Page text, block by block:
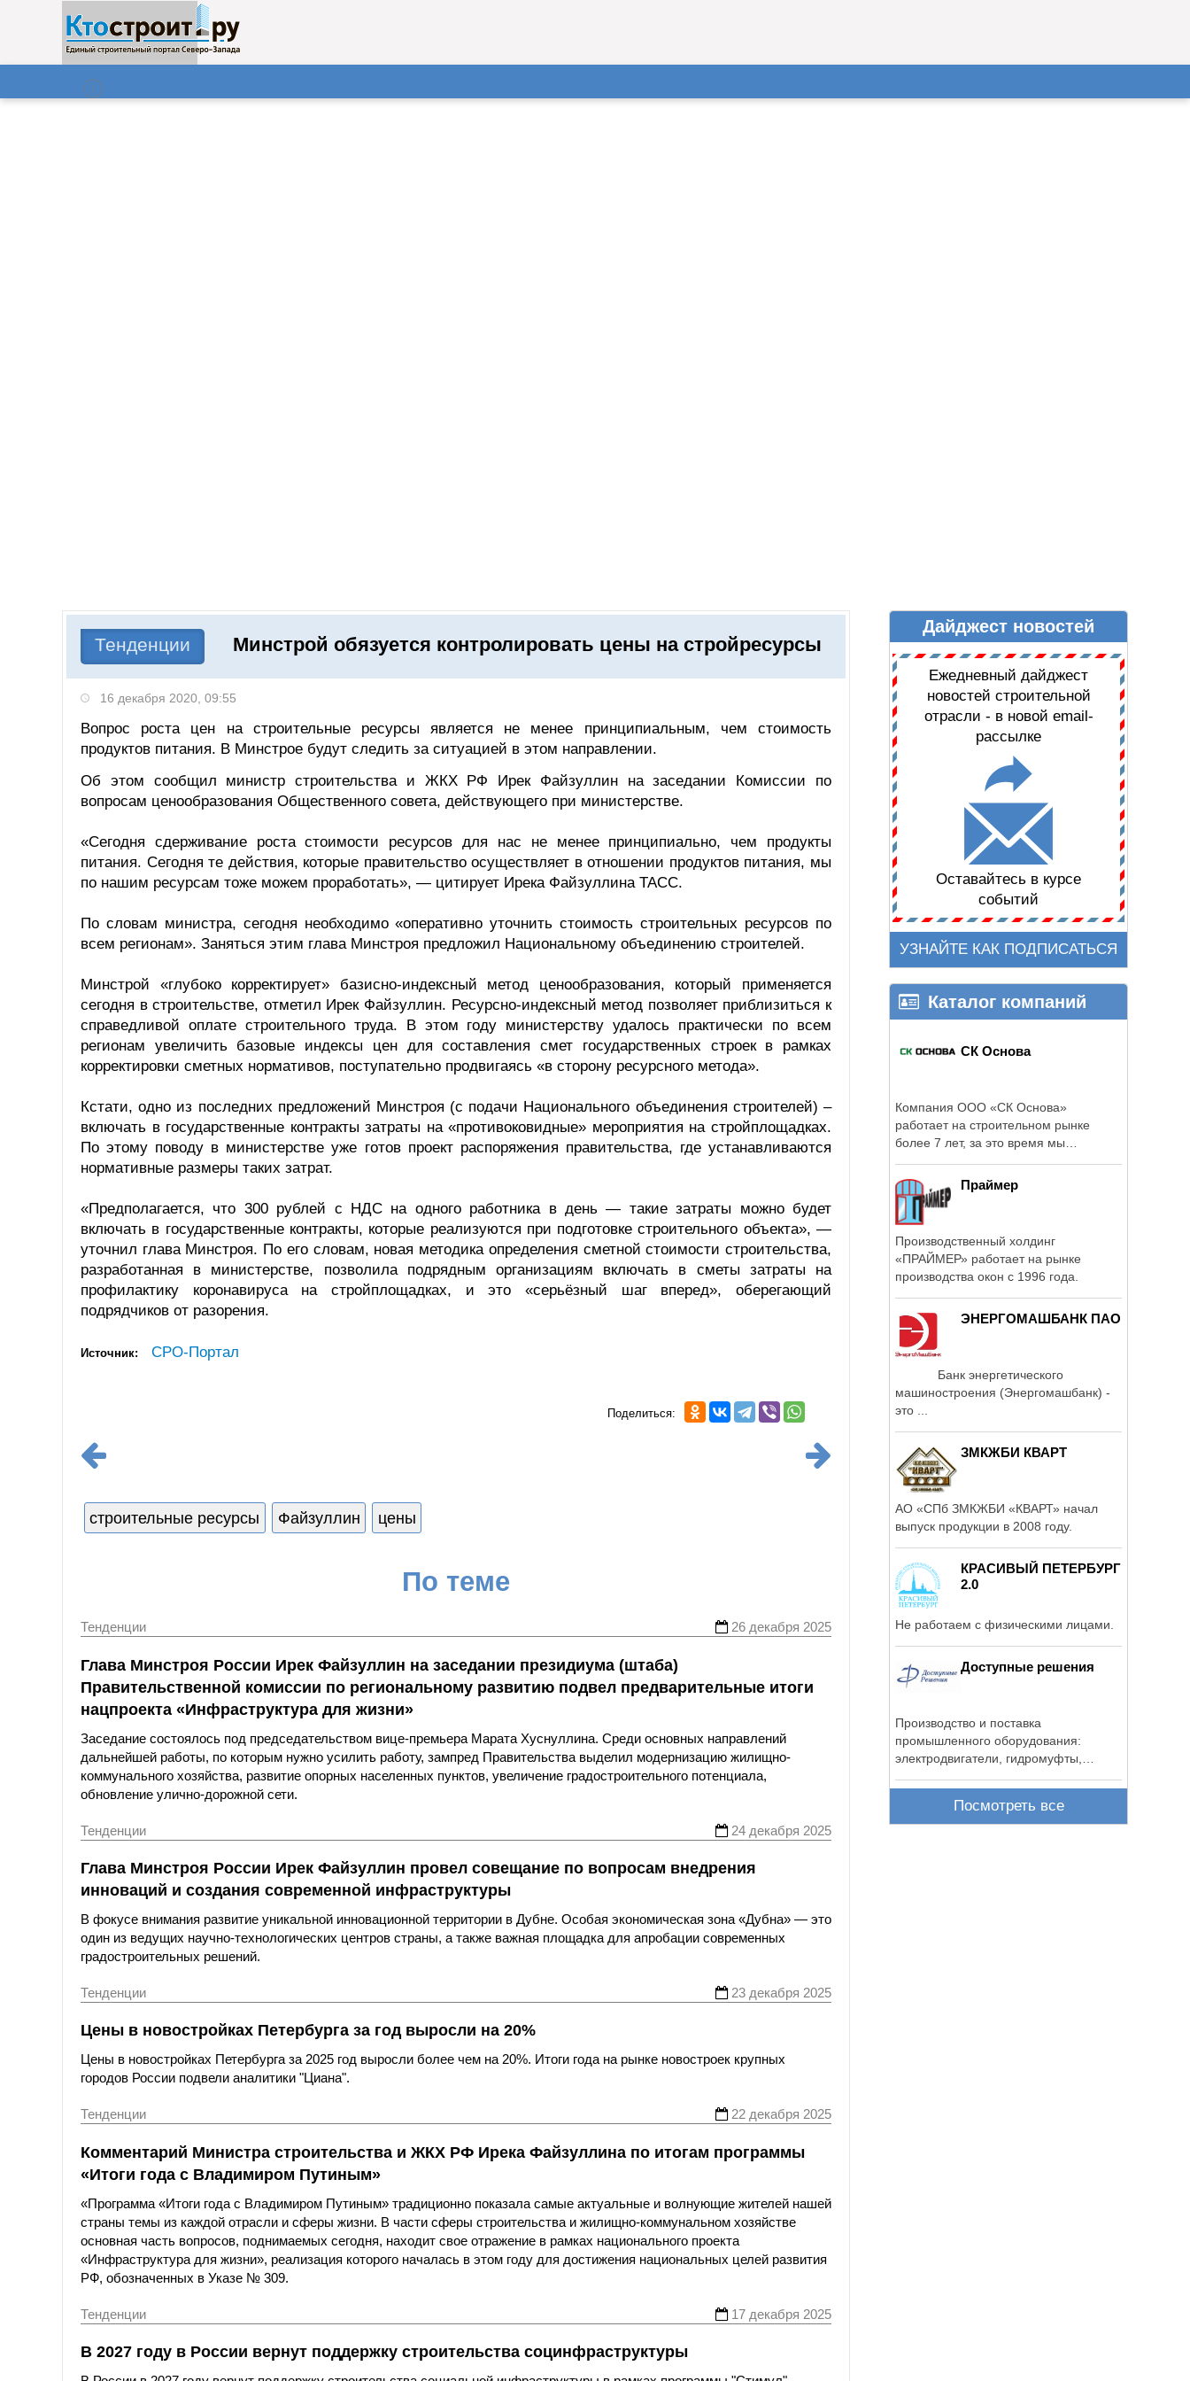
Поиск
НОВОСТИ СТАТЬИ ДАЙДЖЕСТ НОВОСТЕЙ
Тенденции Минстрой обязуется контролировать цены на стройресурсы
16 декабря 2020, 09:55
Вопрос роста цен на строительные ресурсы является не менее принципиальным, чем стоимость
продуктов питания. В Минстрое будут следить за ситуацией в этом направлении.
Об этом сообщил министр строительства и ЖКХ РФ Ирек Файзуллин на заседании Комиссии по
вопросам ценообразования Общественного совета, действующего при министерстве.
«Сегодня сдерживание роста стоимости ресурсов для нас не менее принципиально, чем продукты
питания. Сегодня те действия, которые правительство осуществляет в отношении продуктов питания, мы
по нашим ресурсам тоже можем проработать», — цитирует Ирека Файзуллина ТАСС.
По словам министра, сегодня необходимо «оперативно уточнить стоимость строительных ресурсов по
всем регионам». Заняться этим глава Минстроя предложил Национальному объединению строителей.
Минстрой «глубоко корректирует» базисно-индексный метод ценообразования, который применяется
сегодня в строительстве, отметил Ирек Файзуллин. Ресурсно-индексный метод позволяет приблизиться к
справедливой оплате строительного труда. В этом году министерству удалось практически по всем
регионам увеличить базовые индексы цен для составления смет государственных строек в рамках
корректировки сметных нормативов, поступательно продвигаясь «в сторону ресурсного метода».
Кстати, одно из последних предложений Минстроя (с подачи Национального объединения строителей) –
включать в государственные контракты затраты на «противоковидные» мероприятия на стройплощадках.
По этому поводу в министерстве уже готов проект распоряжения правительства, где устанавливаются
нормативные размеры таких затрат.
«Предполагается, что 300 рублей с НДС на одного работника в день — такие затраты можно будет
включать в государственные контракты, которые реализуются при подготовке строительного объекта», —
уточнил глава Минстроя. По его словам, новая методика определения сметной стоимости строительства,
разработанная в министерстве, позволила подрядным организациям включать в сметы затраты на
профилактику коронавируса на стройплощадках, и это «серьёзный шаг вперед», оберегающий
подрядчиков от разорения.
Источник: СРО-Портал
Поделиться:
строительные ресурсы Файзуллин цены
По теме
Тенденции 26 декабря 2025
Глава Минстроя России Ирек Файзуллин на заседании президиума (штаба)
Правительственной комиссии по региональному развитию подвел предварительные итоги
нацпроекта «Инфраструктура для жизни»
Заседание состоялось под председательством вице-премьера Марата Хуснуллина. Среди основных направлений
дальнейшей работы, по которым нужно усилить работу, зампред Правительства выделил модернизацию жилищно-
коммунального хозяйства, развитие опорных населенных пунктов, увеличение градостроительного потенциала,
обновление улично-дорожной сети.
Тенденции 24 декабря 2025
Глава Минстроя России Ирек Файзуллин провел совещание по вопросам внедрения
инноваций и создания современной инфраструктуры
В фокусе внимания развитие уникальной инновационной территории в Дубне. Особая экономическая зона «Дубна» — это
один из ведущих научно-технологических центров страны, а также важная площадка для апробации современных
градостроительных решений.
Тенденции 23 декабря 2025
Цены в новостройках Петербурга за год выросли на 20%
Цены в новостройках Петербурга за 2025 год выросли более чем на 20%. Итоги года на рынке новостроек крупных
городов России подвели аналитики "Циана".
Тенденции 22 декабря 2025
Комментарий Министра строительства и ЖКХ РФ Ирека Файзуллина по итогам программы
«Итоги года с Владимиром Путиным»
«Программа «Итоги года с Владимиром Путиным» традиционно показала самые актуальные и волнующие жителей нашей
страны темы из каждой отрасли и сферы жизни. В части сферы строительства и жилищно-коммунальном хозяйстве
основная часть вопросов, поднимаемых сегодня, находит свое отражение в рамках национального проекта
«Инфраструктура для жизни», реализация которого началась в этом году для достижения национальных целей развития
РФ, обозначенных в Указе № 309.
Тенденции 17 декабря 2025
В 2027 году в России вернут поддержку строительства социнфраструктуры
Дайджест новостей
Ежедневный дайджест
новостей строительной
отрасли - в новой email-
рассылке
Оставайтесь в курсе
событий
УЗНАЙТЕ КАК ПОДПИСАТЬСЯ
Каталог компаний
СК Основа
Компания ООО «СК Основа»
работает на строительном рынке
более 7 лет, за это время мы
Праймер
Производственный холдинг
«ПРАЙМЕР» работает на рынке
производства окон с 1996 года.
ЭНЕРГОМАШБАНК ПАО
Банк энергетического
машиностроения (Энергомашбанк) -
это ...
ЗМКЖБИ КВАРТ
АО «СПб ЗМКЖБИ «КВАРТ» начал
выпуск продукции в 2008 году.
КРАСИВЫЙ ПЕТЕРБУРГ
2.0
Не работаем с физическими лицами.
Доступные решения
Производство и поставка
промышленного оборудования:
электродвигатели, гидромуфты,
Посмотреть все